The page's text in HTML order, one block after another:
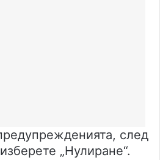
след
„Нулиране“.